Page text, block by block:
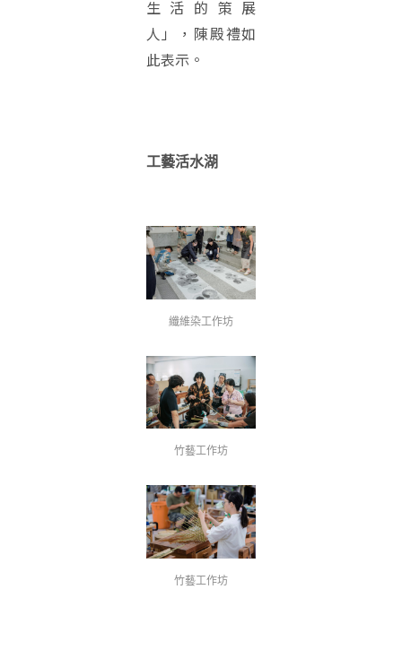
生活的策展
人」，陳殿禮如
此表示。
工藝活水湖
纖維染工作坊
竹藝工作坊
竹藝工作坊